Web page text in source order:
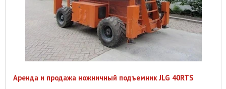
Аренда и продажа ножничный подъемник JLG 40RTS